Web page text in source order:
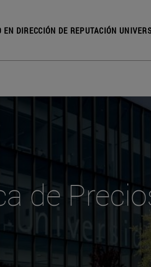
EN DIRECCIÓN DE REPUTACIÓN
de